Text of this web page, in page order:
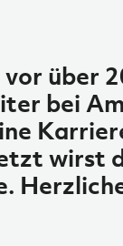
über
bei
wirst